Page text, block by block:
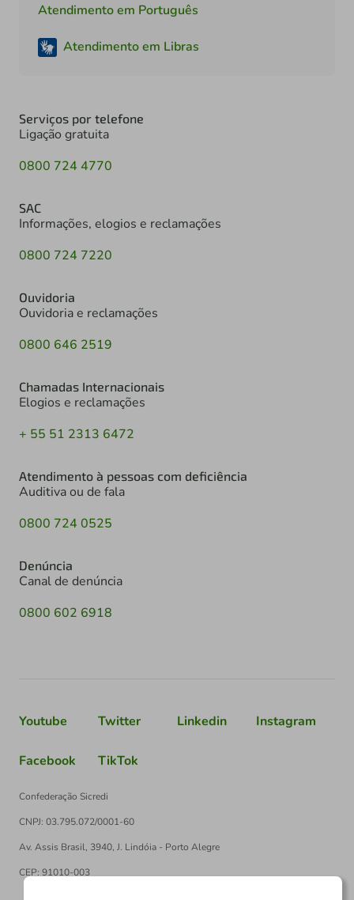
Atendimento em Português
Atendimento em Libras
Serviços por telefone
Ligação gratuita
0800 724 4770
SAC
Informações, elogios e reclamações
0800 724 7220
Ouvidoria
Ouvidoria e reclamações
0800 646 2519
Chamadas Internacionais
Elogios e reclamações
+ 55 51 2313 6472
Atendimento à pessoas com deficiência
Auditiva ou de fala
0800 724 0525
Denúncia
Canal de denúncia
0800 602 6918
Youtube Twitter Linkedin Instagram
Facebook TikTok
Confederação Sicredi
CNPJ: 03.795.072/0001-60
Av. Assis Brasil, 3940, J. Lindóia - Porto Alegre
CEP: 91010-003